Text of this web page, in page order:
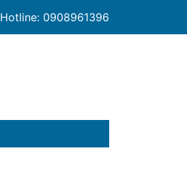
Hotline: 0908961396